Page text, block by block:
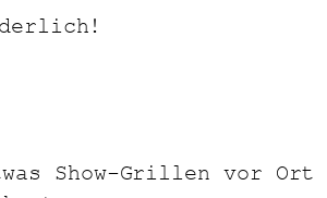
Show-Grillen vor Ort